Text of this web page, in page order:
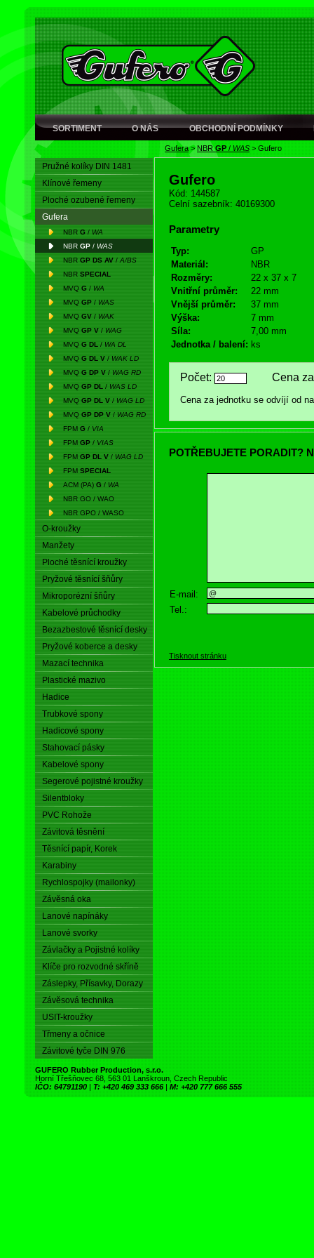
SORTIMENT O NÁS OBCHODNÍ PODMÍNKY
Gufera> NBRGP / WAS > Gufero
Pružné kolíky DIN 1481
Klínové řemeny
Ploché ozubené řemeny
Gufera
NBR G / WA
NBR GP / WAS
NBR GP DS AV / A/BS
NBR SPECIAL
MVQ G / WA
MVQ GP / WAS
MVQ GV / WAK
MVQ GP V / WAG
MVQ G DL / WA DL
MVQ G DL V / WAK LD
MVQ G DP V / WAG RD
MVQ GP DL / WAS LD
MVQ GP DL V / WAG LD
MVQ GP DP V / WAG RD
FPM G / VIA
FPM GP / VIAS
FPM GP DL V / WAG LD
FPM SPECIAL
ACM (PA) G / WA
NBR GO / WAO
NBR GPO / WASO
O-kroužky
Manžety
Ploché těsnící kroužky
Pryžové těsnící šňůry
Mikroporézní šňůry
Kabelové průchodky
Bezazbestové těsnící desky
Pryžové koberce a desky
Mazací technika
Plastické mazivo
Hadice
Trubkové spony
Hadicové spony
Stahovací pásky
Kabelové spony
Segerové pojistné kroužky
Silentbloky
PVC Rohože
Závitová těsnění
Těsnící papír, Korek
Karabiny
Rychlospojky (mailonky)
Závěsná oka
Lanové napínáky
Lanové svorky
Závlačky a Pojistné kolíky
Klíče pro rozvodné skříně
Záslepky, Přísavky, Dorazy
Závěsová technika
USIT-kroužky
Třmeny a očnice
Závitové tyče DIN 976
Gufero
Kód: 144587
Celní sazebník: 40169300
Parametry
Typ:
GP
Materiál:
NBR
Rozměry:
22 x 37 x 7
Vnitřní průměr:
22 mm
Vnější průměr:
37 mm
Výška:
7 mm
Síla:
7,00 mm
Jednotka / balení: ks
Počet: Cena za
Cena za jednotku se odvíjí od
POTŘEBUJETE PORADIT?
E-mail:
Tel.:
Tisknout stránku
GUFERO Rubber Production, s.r.o.
Horní Třešňovec 68, 563 01 Lanškroun, Czech Republic
IČO: 64791190 | T: +420 469 333 666 | M: +420 777 666 555